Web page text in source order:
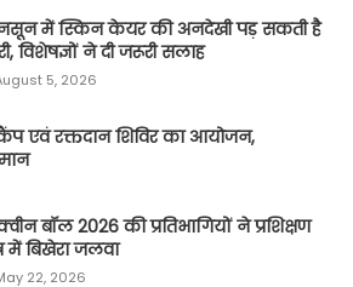
में स्किन केयर की अनदेखी पड़ सकती है
विशेषज्ञों ने दी जरूरी सलाह
5, 2026
एवं रक्तदान शिविर का आयोजन,
बॉल 2026 की प्रतिभागियों ने प्रशिक्षण
में बिखेरा जलवा
22, 2026